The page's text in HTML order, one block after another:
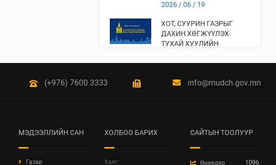
2026 / 06 / 19
ХОТ, СУУРИН ГАЗРЫГ
ДАХИН ХӨГЖҮҮЛЭХ
ТУХАЙ ХУУЛИЙН
ДАГАВАРТ ХИЙСЭН
2026 / 06 / 19
ДАГАВАРТ ХИЙСЭН
ҮНЭЛГЭЭНИЙ ТАЙЛАН
2026 / 06 / 19
(+976) 7600 3333 info@mudch.gov.mn
МЭДЭЭЛЛИЙН САН
Газар
ХОЛБОО БАРИХ
Хаяг:
САЙТЫН ТООЛУУР
Өнөөдөр 1096